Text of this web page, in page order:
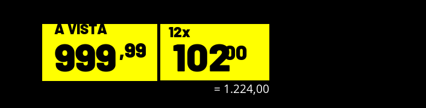
A VISTA 12x
102
999,99 00
= 1.224,00